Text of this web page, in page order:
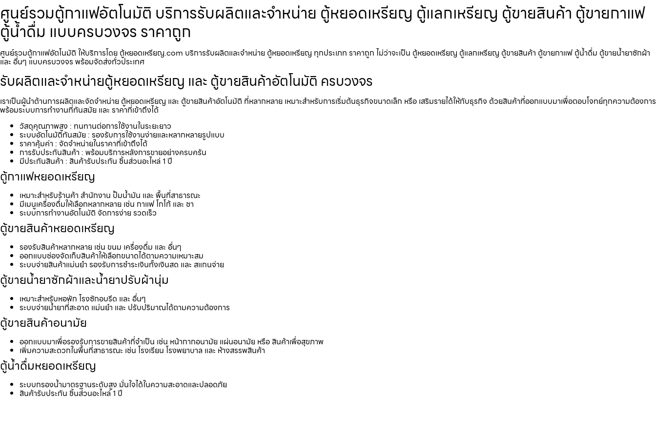
ศูนย์รวมตู้กาแฟ​อัตโนมัติ บริการรับผลิตและจำหน่าย ตู้หยอดเหรียญ ตู้แลกเหรียญ ตู้ขายสินค้า ตู้ขายกาแฟ
ตู้น้ำดื่ม แบบครบวงจร ราคาถูก
ศูนย์รวมตู้กาแฟ​อัตโนมัติ ให้บริการโดย ตู้หยอดเหรียญ.com บริการรับผลิตและจำหน่าย ตู้หยอดเหรียญ ทุกประเภท ราคาถูก ไม่ว่าจะเป็น ตู้หยอดเหรียญ ตู้แลกเหรียญ ตู้ขายสินค้า ตู้ขายกาแฟ ตู้น้ำดื่ม ตู้ขายน้ำยาซักผ้า
และ อื่นๆ แบบครบวงจร พร้อมจัดส่งทั่วประเทศ
รับผลิตและจำหน่ายตู้หยอดเหรียญ และ ตู้ขายสินค้าอัตโนมัติ ครบวงจร
เราเป็นผู้นำด้านการผลิตและจัดจำหน่าย ตู้หยอดเหรียญ และ ตู้ขายสินค้าอัตโนมัติ ที่หลากหลาย เหมาะสำหรับการเริ่มต้นธุรกิจขนาดเล็ก หรือ เสริมรายได้ให้กับธุรกิจ ด้วยสินค้าที่ออกแบบมาเพื่อตอบโจทย์ทุกความต้องการ
พร้อมระบบการทำงานที่ทันสมัย และ ราคาที่เข้าถึงได้
วัสดุคุณภาพสูง : ทนทานต่อการใช้งานในระยะยาว
ระบบอัตโนมัติทันสมัย : รองรับการใช้งานง่ายและหลากหลายรูปแบบ
ราคาคุ้มค่า : จัดจำหน่ายในราคาที่เข้าถึงได้
การรับประกันสินค้า : พร้อมบริการหลังการขายอย่างครบครัน
มีประกันสินค้า : สินค้ารับประกัน ชิ้นส่วนอะไหล่ 1 ปี
ตู้กาแฟหยอดเหรียญ
เหมาะสำหรับร้านค้า สำนักงาน ปั้มน้ำมัน และ พื้นที่สาธารณะ
มีเมนูเครื่องดื่มให้เลือกหลากหลาย เช่น กาแฟ โกโก้ และ ชา
ระบบการทำงานอัตโนมัติ จัดการง่าย รวดเร็ว
ตู้ขายสินค้าหยอดเหรียญ
รองรับสินค้าหลากหลาย เช่น ขนม เครื่องดื่ม และ อื่นๆ
ออกแบบช่องจัดเก็บสินค้าให้เลือกขนาดได้ตามความเหมาะสม
ระบบจ่ายสินค้าแม่นยำ รองรับการชำระเงินทั้งเงินสด และ สแกนจ่าย
ตู้ขายน้ำยาซักผ้าและน้ำยาปรับผ้านุ่ม
เหมาะสำหรับหอพัก โรงซักอบรีด และ อื่นๆ
ระบบจ่ายน้ำยาที่สะอาด แม่นยำ และ ปรับปริมาณได้ตามความต้องการ
ตู้ขายสินค้าอนามัย
ออกแบบมาเพื่อรองรับการขายสินค้าที่จำเป็น เช่น หน้ากากอนามัย แผ่นอนามัย หรือ สินค้าเพื่อสุขภาพ
เพิ่มความสะดวกในพื้นที่สาธารณะ เช่น โรงเรียน โรงพยาบาล และ ห้างสรรพสินค้า
ตู้น้ำดื่มหยอดเหรียญ
ระบบกรองน้ำมาตรฐานระดับสูง มั่นใจได้ในความสะอาดและปลอดภัย
สินค้ารับประกัน ชิ้นส่วนอะไหล่ 1 ปี